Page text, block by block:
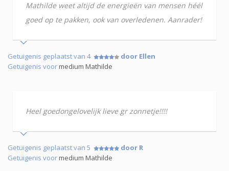
Mathilde weet altijd de energieën van mensen héél
goed op te pakken, ook van overledenen. Aanrader!
Getuigenis geplaatst van 4
door Ellen
Getuigenis voormedium Mathilde
Heel goedongelovelijk lieve gr zonnetje!!!!
Getuigenis geplaatst van 5
door R
Getuigenis voormedium Mathilde